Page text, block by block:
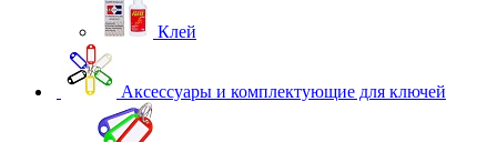
Клей
Аксессуары и комплектующие для ключей